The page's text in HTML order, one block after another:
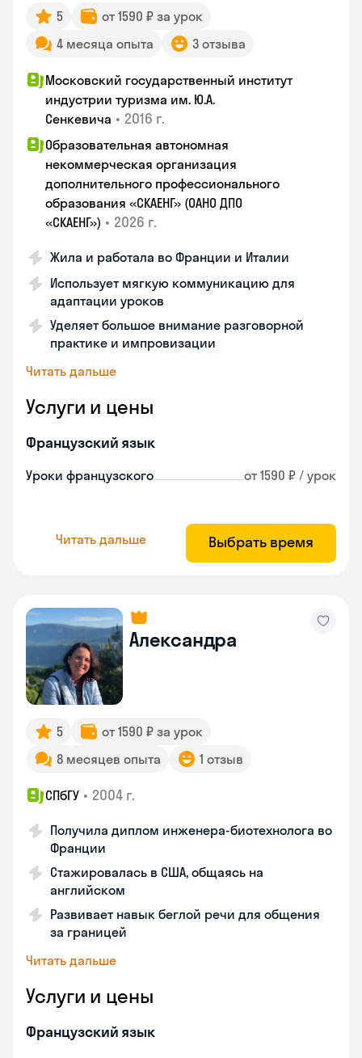
5
от 1590 ₽ за урок
4 месяца опыта
3 отзыва
Московский государственный институт
индустрии туризма им. Ю.А.
Сенкевича • 2016 г.
Образовательная автономная
некоммерческая организация
дополнительного профессионального
образования «СКАЕНГ» (ОАНО ДПО
«СКАЕНГ») • 2026 г.
Жила и работала во Франции и Италии
Использует мягкую коммуникацию для
адаптации уроков
Уделяет большое внимание разговорной
практике и импровизации
Читать дальше
Услуги и цены
Французский язык
Уроки французского от 1590 ₽ / урок
Читать дальше Выбрать время
Александра
5
от 1590 ₽ за урок
8 месяцев опыта
1 отзыв
СПбГУ • 2004 г.
Получила диплом инженера-биотехнолога во
Франции
Стажировалась в США, общаясь на
английском
Развивает навык беглой речи для общения
за границей
Читать дальше
Услуги и цены
Французский язык